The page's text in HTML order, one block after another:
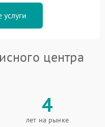
услуги
центра
4
лет на рынке